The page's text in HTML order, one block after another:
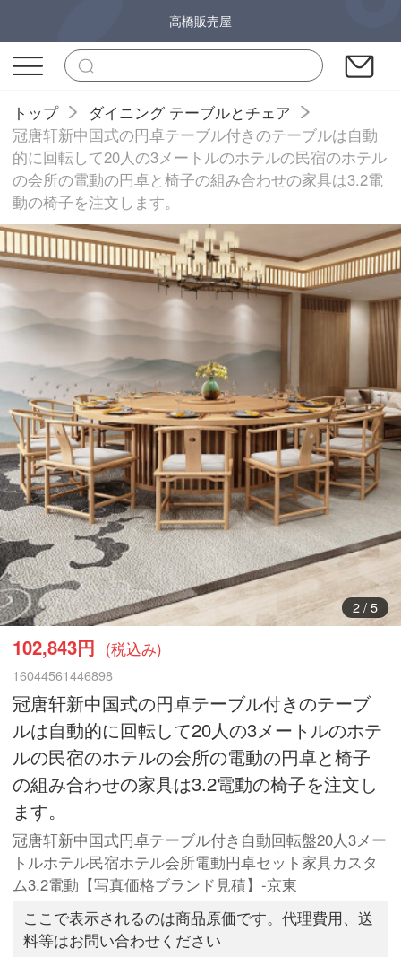
高橋販売屋
トップ
ダイニング テーブルとチェア
冠唐轩新中国式の円卓テーブル付きのテーブルは自動
的に回転して20人の3メートルのホテルの民宿のホテル
の会所の電動の円卓と椅子の組み合わせの家具は3.2電
動の椅子を注文します。
3/ 5
102,843円 (税込み)
16044561446898
冠唐轩新中国式の円卓テーブル付きのテーブ
ルは自動的に回転して20人の3メートルのホテ
ルの民宿のホテルの会所の電動の円卓と椅子
の組み合わせの家具は3.2電動の椅子を注文し
ます。
冠唐轩新中国式円卓テーブル付き自動回転盤20人3メー
トルホテル民宿ホテル会所電動円卓セット家具カスタ
ム3.2電動【写真価格ブランド見積】-京東
ここで表示されるのは商品原価です。代理費用、送
料等はお問い合わせください